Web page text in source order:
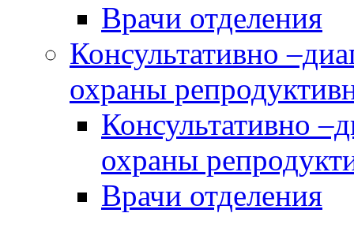
Врачи отделения
Консультативно
охраны
Консультативно
охраны
Врачи отделения